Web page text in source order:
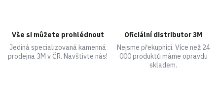
Vše si můžete prohlédnout
Jediná specializovaná kamenná
prodejna 3M v ČR. Navštivte nás!
Oficiální distributor 3M
Nejsme překupníci. Více než 24
000 produktů máme opravdu
skladem.